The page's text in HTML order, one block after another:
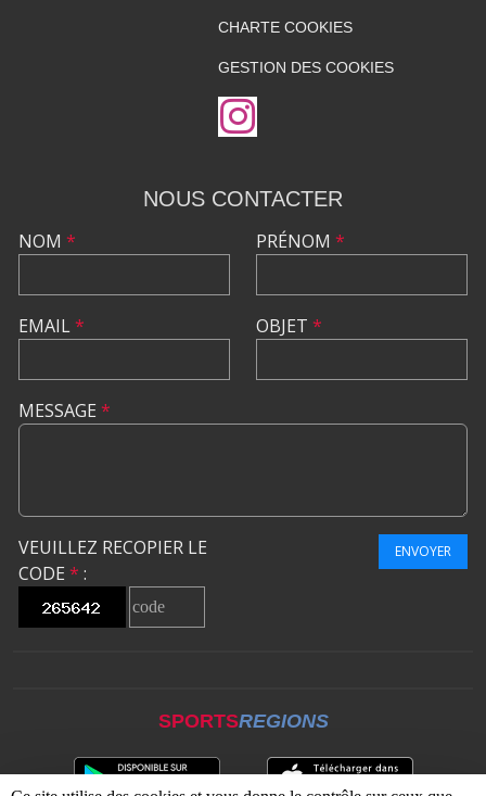
CHARTE COOKIES
GESTION DES COOKIES
NOUS CONTACTER
NOM *
EMAIL*
PRÉNOM *
OBJET *
MESSAGE *
VEUILLEZ RECOPIER LE
CODE * :
ENVOYER
SPORTSREGIONS